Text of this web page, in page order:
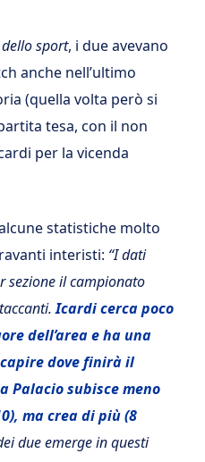
sport, i due avevano
anche nell’ultimo
(quella volta però si
tesa, con il non
per la vicenda
statistiche molto
interisti: “I dati
sezione il campionato
Icardi cerca poco
dell’area e ha una
dove finirà il
Palacio subisce meno
ma crea di più (8
due emerge in questi